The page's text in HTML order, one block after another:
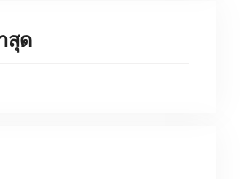
สุด